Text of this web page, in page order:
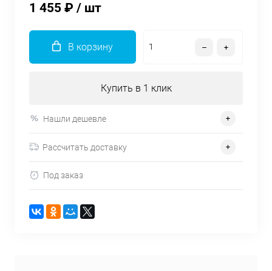
1 455 ₽ / шт
В корзину
Купить в 1 клик
Нашли дешевле
Рассчитать доставку
Под заказ